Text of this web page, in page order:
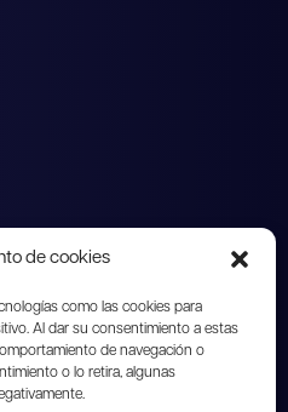
de cookies
como las cookies para
Al dar su consentimiento a estas
de navegación o
o lo retira, algunas
por cobrar
marketing